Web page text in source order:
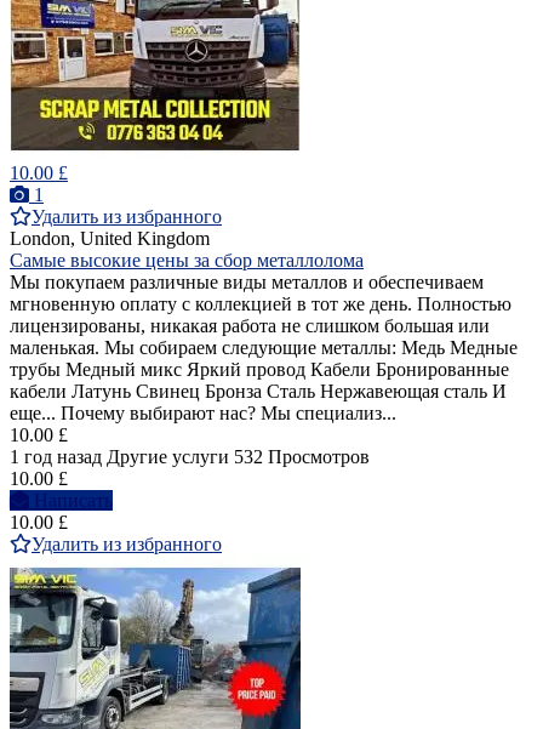
10.00 £
1
Удалить из избранного
London, United Kingdom
Самые высокие цены за сбор металлолома
Мы покупаем различные виды металлов и обеспечиваем
мгновенную оплату с коллекцией в тот же день. Полностью
лицензированы, никакая работа не слишком большая или
маленькая. Мы собираем следующие металлы: Медь Медные
трубы Медный микс Яркий провод Кабели Бронированные
кабели Латунь Свинец Бронза Сталь Нержавеющая сталь И
еще... Почему выбирают нас? Мы специализ...
10.00 £
1 год назад Другие услуги 532 Просмотров
10.00 £
Написать
10.00 £
Удалить из избранного